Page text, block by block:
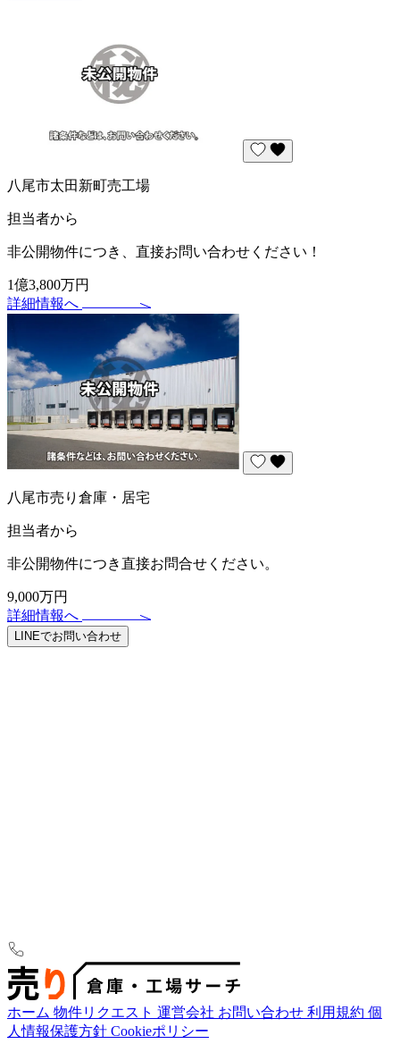
八尾市太田新町売工場
担当者から
非公開物件につき、直接お問い合わせください！
1億3,800万円
詳細情報へ
八尾市売り倉庫・居宅
担当者から
非公開物件につき直接お問合せください。
9,000万円
詳細情報へ
LINEでお問い合わせ
ホーム 物件リクエスト 運営会社 お問い合わせ 利用規約 個
人情報保護方針 Cookieポリシー